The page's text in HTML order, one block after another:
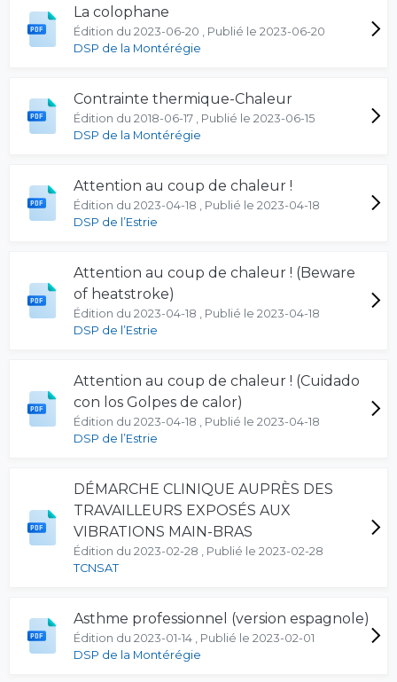
La colophane
Édition du 2023-06-20 , Publié le 2023-06-20
DSP de la Montérégie
Contrainte thermique-Chaleur
Édition du 2018-06-17 , Publié le 2023-06-15
DSP de la Montérégie
Attention au coup de chaleur !
Édition du 2023-04-18 , Publié le 2023-04-18
DSP de l’Estrie
Attention au coup de chaleur ! (Beware
of heatstroke)
Édition du 2023-04-18 , Publié le 2023-04-18
DSP de l’Estrie
Attention au coup de chaleur ! (Cuidado
con los Golpes de calor)
Édition du 2023-04-18 , Publié le 2023-04-18
DSP de l’Estrie
DÉMARCHE CLINIQUE AUPRÈS DES
TRAVAILLEURS EXPOSÉS AUX
VIBRATIONS MAIN-BRAS
Édition du 2023-02-28 , Publié le 2023-02-28
TCNSAT
Asthme professionnel (version espagnole)
Édition du 2023-01-14 , Publié le 2023-02-01
DSP de la Montérégie